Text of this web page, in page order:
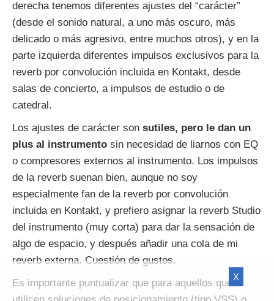
derecha tenemos diferentes ajustes del “carácter”
(desde el sonido natural, a uno más oscuro, más
delicado o más agresivo, entre muchos otros), y en la
parte izquierda diferentes impulsos exclusivos para la
reverb por convolución incluida en Kontakt, desde
salas de concierto, a impulsos de estudio o de
catedral.
Los ajustes de carácter son sutiles, pero le dan un
plus al instrumento sin necesidad de liarnos con EQ
o compresores externos al instrumento. Los impulsos
de la reverb suenan bien, aunque no soy
especialmente fan de la reverb por convolución
incluida en Kontakt, y prefiero asignar la reverb Studio
del instrumento (muy corta) para dar la sensación de
algo de espacio, y después añadir una cola de mi
reverb externa. Cuestión de gustos.
Es importante puntualizar que para aquellos que
X